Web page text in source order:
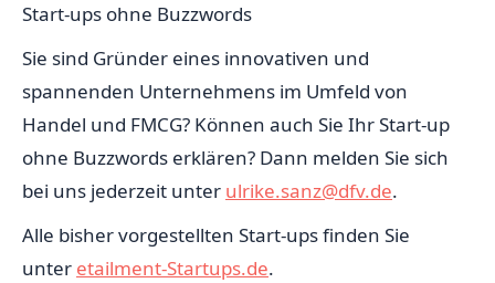
Start-ups ohne Buzzwords
Sie sind Gründer eines innovativen und
spannenden Unternehmens im Umfeld von
Handel und FMCG? Können auch Sie Ihr Start-up
ohne Buzzwords erklären? Dann melden Sie sich
bei uns jederzeit unter ulrike.sanz@dfv.de.
Alle bisher vorgestellten Start-ups finden Sie
unter etailment-Startups.de.